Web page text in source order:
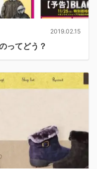
2019.02.15
ってどう？